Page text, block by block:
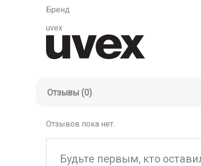
Бренд
uvex
Отзывы (0)
Отзывов пока нет.
Будьте первым, кто